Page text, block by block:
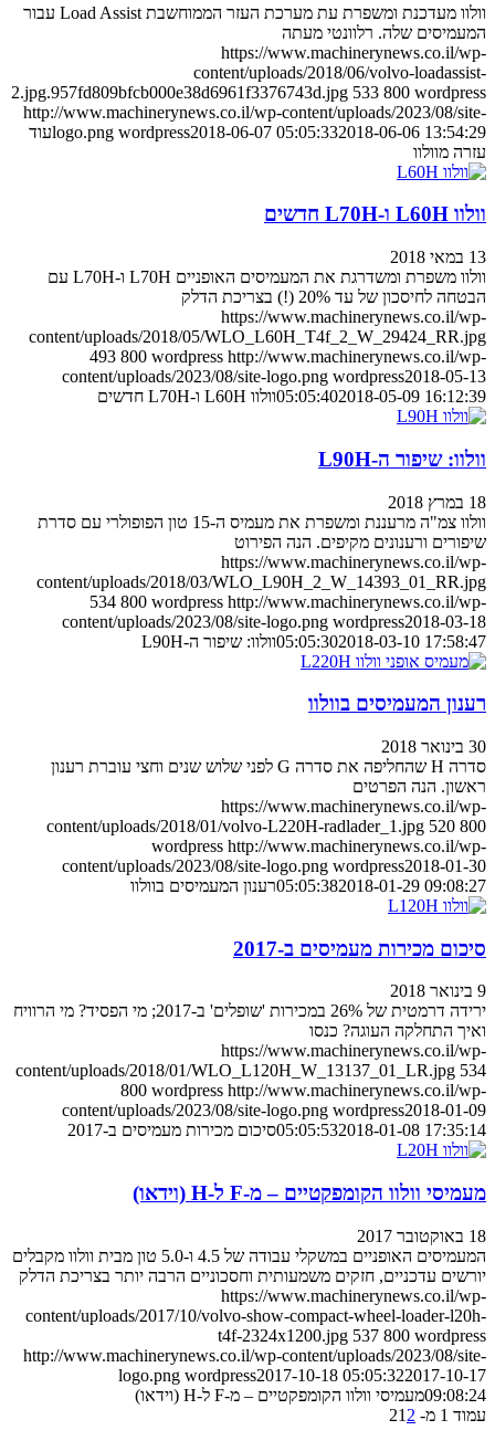
וולוו מעדכנת ומשפרת עת מערכת העזר הממוחשבת Load Assist עבור
המעמיסים שלה. רלוונטי מעתה
https://www.machinerynews.co.il/wp-
content/uploads/2018/06/volvo-loadassist-
2.jpg.957fd809bfcb000e38d6961f3376743d.jpg 533 800 wordpress
http://www.machinerynews.co.il/wp-content/uploads/2023/08/site-
logo.png wordpress2018-06-07 05:05:332018-06-06 13:54:29
עוד
עזרה מוולוו
וולוו L60H ו-L70H חדשים
13 במאי 2018
וולוו משפרת ומשדרגת את המעמיסים האופניים L70H ו-L70H עם
הבטחה לחיסכון של עד 20% (!) בצריכת הדלק
https://www.machinerynews.co.il/wp-
content/uploads/2018/05/WLO_L60H_T4f_2_W_29424_RR.jpg
493 800 wordpress http://www.machinerynews.co.il/wp-
content/uploads/2023/08/site-logo.png wordpress2018-05-13
05:05:402018-05-09 16:12:39 וולוו L60H ו-L70H חדשים
וולוו: שיפור ה-L90H
18 במרץ 2018
וולוו צמ"ה מרעננת ומשפרת את מעמיס ה-15 טון הפופולרי עם סדרת
שיפורים ורענונים מקיפים. הנה הפירוט
https://www.machinerynews.co.il/wp-
content/uploads/2018/03/WLO_L90H_2_W_14393_01_RR.jpg
534 800 wordpress http://www.machinerynews.co.il/wp-
content/uploads/2023/08/site-logo.png wordpress2018-03-18
05:05:302018-03-10 17:58:47 וולוו: שיפור ה-L90H
רענון המעמיסים בוולוו
30 בינואר 2018
סדרה H שהחליפה את סדרה G לפני שלוש שנים וחצי עוברת רענון
ראשון. הנה הפרטים
https://www.machinerynews.co.il/wp-
content/uploads/2018/01/volvo-L220H-radlader_1.jpg 520 800
wordpress http://www.machinerynews.co.il/wp-
content/uploads/2023/08/site-logo.png wordpress2018-01-30
05:05:382018-01-29 09:08:27 רענון המעמיסים בוולוו
סיכום מכירות מעמיסים ב-2017
9 בינואר 2018
ירידה דרמטית של 26% במכירות 'שופלים' ב-2017; מי הפסיד? מי הרוויח
ואיך התחלקה העוגה? כנסו
https://www.machinerynews.co.il/wp-
content/uploads/2018/01/WLO_L120H_W_13137_01_LR.jpg 534
800 wordpress http://www.machinerynews.co.il/wp-
content/uploads/2023/08/site-logo.png wordpress2018-01-09
05:05:532018-01-08 17:35:14 סיכום מכירות מעמיסים ב-2017
מעמיסי וולוו הקומפקטיים – מ-F ל-H (וידאו)
18 באוקטובר 2017
המעמיסים האופניים במשקלי עבודה של 4.5 ו-5.0 טון מבית וולוו מקבלים
יורשים עדכניים, חזקים משמעותית וחסכוניים הרבה יותר בצריכת הדלק
https://www.machinerynews.co.il/wp-
content/uploads/2017/10/volvo-show-compact-wheel-loader-l20h-
t4f-2324x1200.jpg 537 800 wordpress
http://www.machinerynews.co.il/wp-content/uploads/2023/08/site-
logo.png wordpress2017-10-18 05:05:322017-10-17
09:08:24מעמיסי וולוו הקומפקטיים – מ-F ל-H (וידאו)
עמוד 1 מ- 2
1 2